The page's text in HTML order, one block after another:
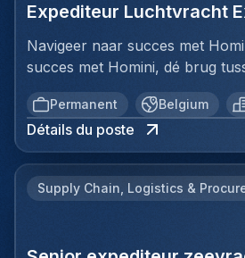
Expediteur Luchtvracht
Navigeer naar succes met
succes met Homini, dé brug
uitmuntende opportuniteiten
arbeidsmarkt. Als voorloper in
matchen we toptalent met
sectoren. Met onze expertise
we naar duurzame relaties en
plaatsingen. Bij Homini staat elk
we vinden de perfecte match,
Permanent Belgium
Détails du poste
Supply Chain, Logistics &